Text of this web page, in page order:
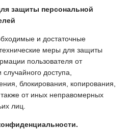
защиты персональной
и достаточные
меры для защиты
пользователя от
доступа,
блокирования, копирования,
от иных неправомерных
лиц.